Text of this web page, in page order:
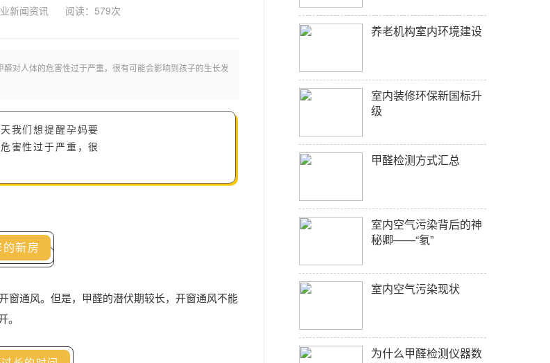
新闻资讯 阅读： 579次
对人体的危害性过于严重，很有可能会影响到孩子的生长发
我们想提醒孕妈要
害性过于严重，很
新房
窗通风。但是，甲醛的潜伏期较长，开窗通风不能
。
养老机构室内环境建设
室内装修环保新国标升
级
甲醛检测方式汇总
室内空气污染背后的神
秘卿——“氡”
室内空气污染现状
为什么甲醛检测仪器数